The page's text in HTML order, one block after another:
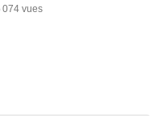
074 vues